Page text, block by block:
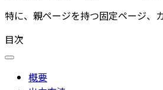
特に、親ページを持つ固定ページ、
目次
概要